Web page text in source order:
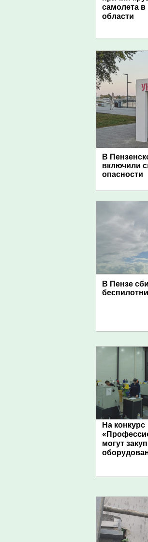
самолета в
области
В
включили
опасности
В Пензе
На конкурс
могут